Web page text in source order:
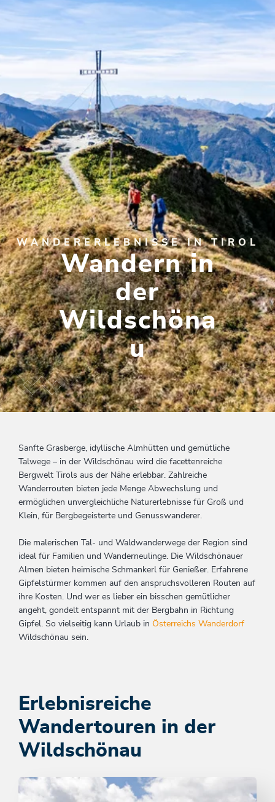
WANDERERLEBNISSE IN TIROL
Wandern in
der
Wildschöna
u
Sanfte Grasberge, idyllische Almhütten und gemütliche
Talwege – in der Wildschönau wird die facettenreiche
Bergwelt Tirols aus der Nähe erlebbar. Zahlreiche
Wanderrouten bieten jede Menge Abwechslung und
ermöglichen unvergleichliche Naturerlebnisse für Groß und
Klein, für Bergbegeisterte und Genusswanderer.
Die malerischen Tal- und Waldwanderwege der Region sind
ideal für Familien und Wanderneulinge. Die Wildschönauer
Almen bieten heimische Schmankerl für Genießer. Erfahrene
Gipfelstürmer kommen auf den anspruchsvolleren Routen auf
ihre Kosten. Und wer es lieber ein bisschen gemütlicher
angeht, gondelt entspannt mit der Bergbahn in Richtung
Gipfel. So vielseitig kann Urlaub in Österreichs Wanderdorf
Wildschönau sein.
Erlebnisreiche
Wandertouren in der
Wildschönau